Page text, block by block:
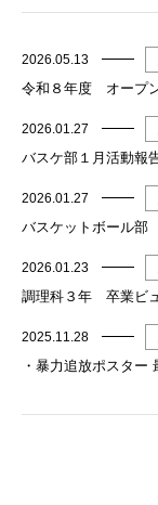
2026.05.13
令和８年度 オープ
2026.01.27
バスケ部１月活動報
2026.01.27
バスケットボール部
2026.01.23
調理科３年 卒業ビ
2025.11.28
・暴力追放ポスター